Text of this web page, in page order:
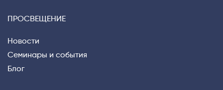
ПРОСВЕЩЕНИЕ
Новости
Семинары и события
Блог